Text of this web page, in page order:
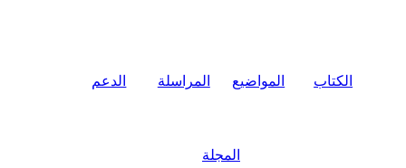
الدعم المراسلة المواضيع الكتاب
المجلة